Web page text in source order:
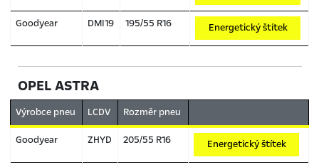
Goodyear DMI19 195/55 R16 Energetický štítek
OPEL ASTRA
Výrobce pneu LCDV Rozměr pneu
Goodyear ZHYD 205/55 R16 Energetický štítek